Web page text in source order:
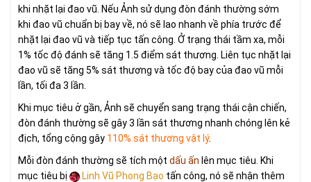
khi nhặt lại đao vũ. Nếu Ảnh sử dụng đòn đánh thường sớm
khi đao vũ chuẩn bị bay về, nó sẽ lao nhanh về phía trước để
nhặt lại đao vũ và tiếp tục tấn công. Ở trạng thái tầm xa, mỗi
1% tốc độ đánh sẽ tăng 1.5 điểm sát thương. Liên tục nhặt lại
đao vũ sẽ tăng 5% sát thương và tốc độ bay của đao vũ mỗi
lần, tối đa 3 lần.
Khi mục tiêu ở gần, Ảnh sẽ chuyển sang trạng thái cận chiến,
đòn đánh thường sẽ gây 3 lần sát thương nhanh chóng lên kẻ
địch, tổng cộng gây 110% sát thương vật lý.
Mỗi đòn đánh thường sẽ tích một dấu ấn lên mục tiêu. Khi
mục tiêu bị
Linh Vũ Phong Bạo tấn công, nó sẽ nhận thêm